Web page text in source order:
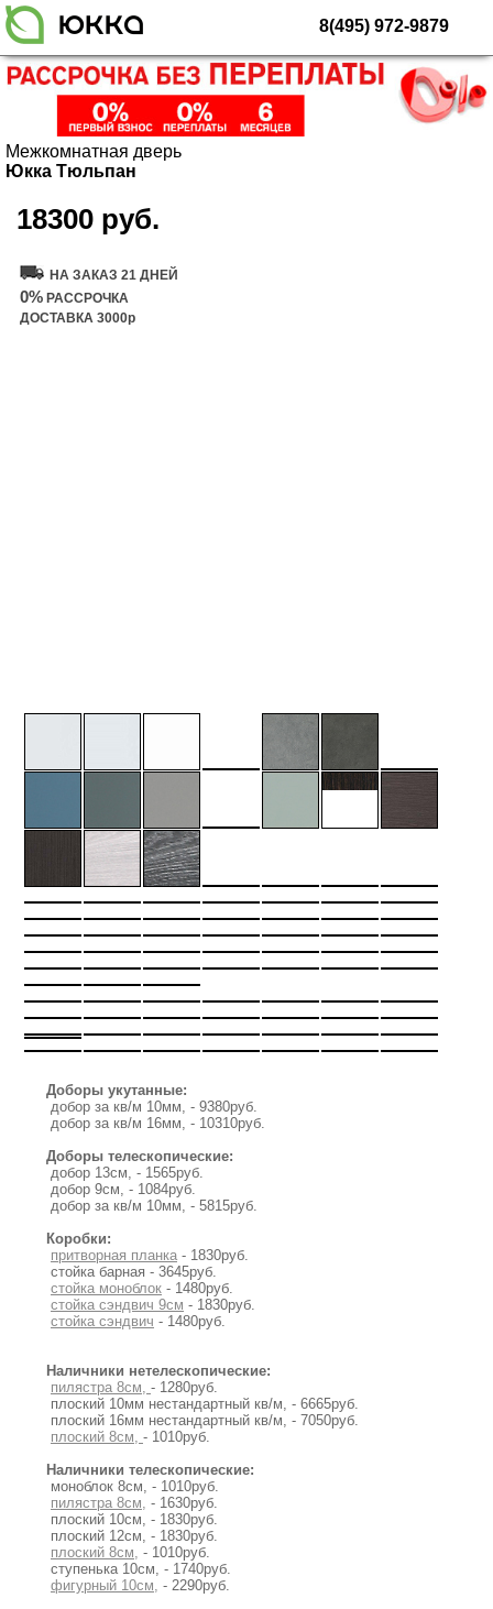
8(495) 972-9879
Межкомнатная дверь
Юкка Тюльпан
18300 руб.
НА ЗАКАЗ 21 ДНЕЙ
0% РАССРОЧКА
ДОСТАВКА 3000р
Доборы укутанные:
добор за кв/м 10мм, - 9380руб.
добор за кв/м 16мм, - 10310руб.
Доборы телескопические:
добор 13см, - 1565руб.
добор 9см, - 1084руб.
добор за кв/м 10мм, - 5815руб.
Коробки:
притворная планка - 1830руб.
стойка барная - 3645руб.
стойка моноблок - 1480руб.
стойка сэндвич 9см - 1830руб.
стойка сэндвич - 1480руб.
Наличники нетелескопические:
пилястра 8см, - 1280руб.
плоский 10мм нестандартный кв/м, - 6665руб.
плоский 16мм нестандартный кв/м, - 7050руб.
плоский 8см, - 1010руб.
Наличники телескопические:
моноблок 8см, - 1010руб.
пилястра 8см, - 1630руб.
плоский 10см, - 1830руб.
плоский 12см, - 1830руб.
плоский 8см, - 1010руб.
ступенька 10см, - 1740руб.
фигурный 10см, - 2290руб.